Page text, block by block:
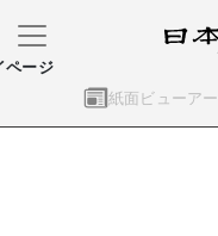
紙面ビューアー
ページ